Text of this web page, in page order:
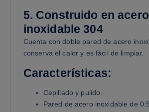
5. Construido en acero
inoxidable 304
Cuenta con doble pared de acero
conserva el calor y es fácil de limpiar.
Características:
Cepillado y pulido.
Pared de acero inoxidable de